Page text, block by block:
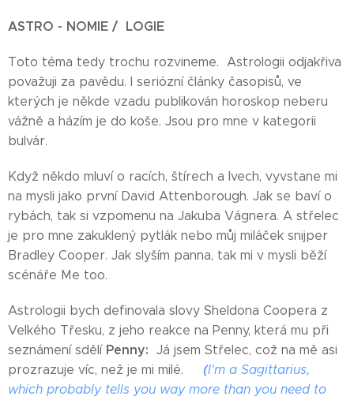
ASTRO - NOMIE / LOGIE
Toto téma tedy trochu rozvineme. Astrologii odjakřiva
považuji za pavědu. I seriózní články časopisů, ve
kterých je někde vzadu publikován horoskop neberu
vážně a házím je do koše. Jsou pro mne v kategorii
bulvár.
Když někdo mluví o racích, štírech a lvech, vyvstane mi
na mysli jako první David Attenborough. Jak se baví o
rybách, tak si vzpomenu na Jakuba Vágnera. A střelec
je pro mne zakuklený pytlák nebo můj miláček snijper
Bradley Cooper. Jak slyším panna, tak mi v mysli běží
scénáře Me too.
Astrologii bych definovala slovy Sheldona Coopera z
Velkého Třesku, z jeho reakce na Penny, která mu při
seznámení sdělí Penny: Já jsem Střelec, což na mě asi
prozrazuje víc, než je mi milé. (I'm a Sagittarius,
which probably tells you way more than you need to